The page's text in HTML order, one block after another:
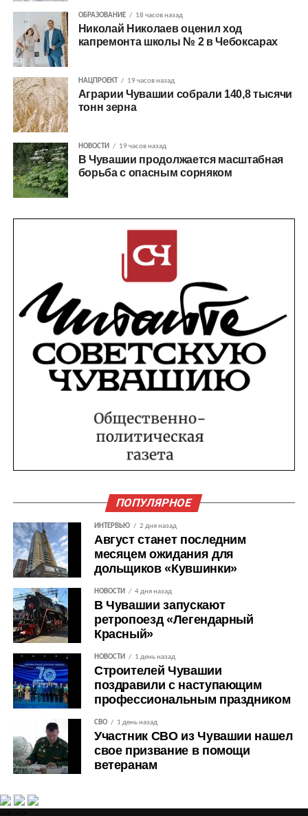
ОБРАЗОВАНИЕ 18 часов назад
Николай Николаев оценил ход
капремонта школы № 2 в Чебоксарах
НАЦПРОЕКТ 19 часов назад
Аграрии Чувашии собрали 140,8 тысячи
тонн зерна
НОВОСТИ 19 часов назад
В Чувашии продолжается масштабная
борьба с опасным сорняком
ПОПУЛЯРНОЕ
ИНТЕРВЬЮ 2 дня назад
Август станет последним
месяцем ожидания для
дольщиков «Кувшинки»
НОВОСТИ 4 дня назад
В Чувашии запускают
ретропоезд «Легендарный
Красный»
НОВОСТИ 1 день назад
Строителей Чувашии
поздравили с наступающим
профессиональным праздником
СВО 1 день назад
Участник СВО из Чувашии нашел
свое призвание в помощи
ветеранам